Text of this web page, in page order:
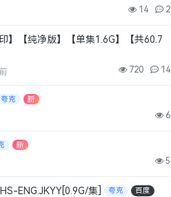
14 2
】【纯净版】【单集1.6G】【共60.7
720 14
夸克 新
6
新
5
ENG.JKYY[0.9G/集] 夸克 百度